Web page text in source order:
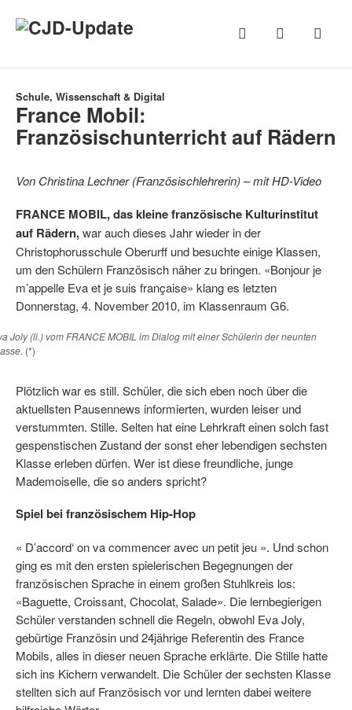
Schule, Wissenschaft & Digital
France Mobil:
Französischunterricht auf Rädern
Von Christina Lechner (Französischlehrerin) – mitHD-Video
FRANCE MOBIL, das kleine französische Kulturinstitut
auf Rädern,war auch dieses Jahr wieder in der
Christophorusschule Oberurff und besuchte einige Klassen,
um den Schülern Französisch näher zu bringen. «Bonjour je
m’appelle Eva et je suis française» klang es letzten
Donnerstag, 4. November 2010, im Klassenraum G6.
Joly (li.) vom FRANCE MOBIL im Dialog mit einer Schülerin der neunten
(*)
Plötzlich war es still. Schüler, die sich eben noch über die
aktuellsten Pausennews informierten, wurden leiser und
verstummten. Stille. Selten hat eine Lehrkraft einen solch fast
gespenstischen Zustand der sonst eher lebendigen sechsten
Klasse erleben dürfen. Wer ist diese freundliche, junge
Mademoiselle, die so anders spricht?
Spiel bei französischem Hip-Hop
« D’accord‘ on va commencer avec un petit jeu ». Und schon
ging es mit den ersten spielerischen Begegnungen der
französischen Sprache in einem großen Stuhlkreis los:
«Baguette, Croissant, Chocolat, Salade». Die lernbegierigen
Schüler verstanden schnell die Regeln, obwohl Eva Joly,
gebürtige Französin und 24jährige Referentin des France
Mobils, alles in dieser neuen Sprache erklärte. Die Stille hatte
sich ins Kichern verwandelt. Die Schüler der sechsten Klasse
stellten sich auf Französisch vor und lernten dabei weitere